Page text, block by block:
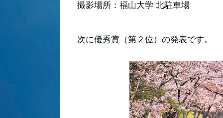
撮影場所：福山大学 北駐車場
次に優秀賞（第２位）の発表です。